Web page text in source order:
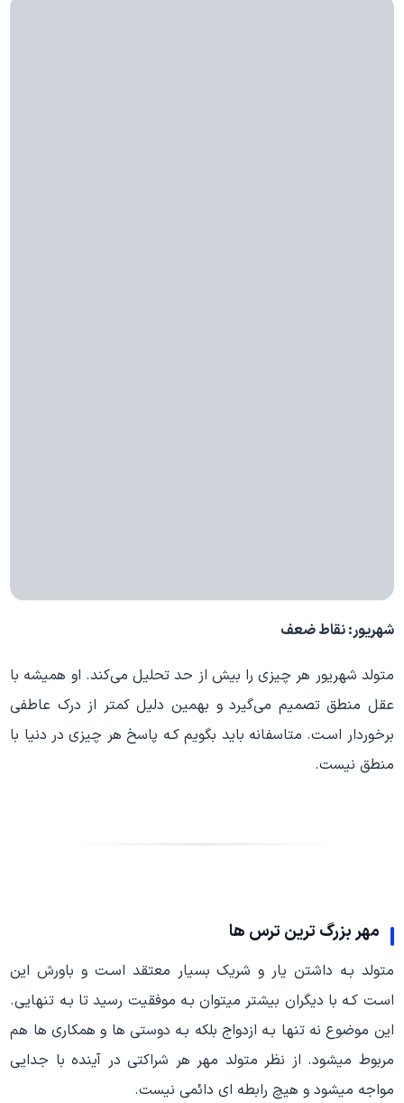
شهریور: نقاط ضعف
متولد شهریور هر چیزی را بیش از حد تحلیل می‌کند. او همیشه با
عقل منطق تصمیم می‌گیرد و بهمین دلیل کمتر از درک عاطفی
برخوردار اسـت. متاسفانه باید بگویم کـه پاسخ هر چیزی در دنیا با
منطق نیست.
مهر بزرگ ترین ترس ها
متولد بـه داشتن یار و شریک بسیار معتقد اسـت و باورش این
اسـت کـه با دیگران بیشتر میتوان بـه موفقیت رسید تا بـه تنهایی.
این موضوع نه تنها بـه ازدواج بلکه بـه دوستی ها و همکاری ها هم
مربوط میشود. از نظر متولد مهر هر شراکتی در آینده با جدایی
مواجه میشود و هیچ رابطه اي دائمی نیست.